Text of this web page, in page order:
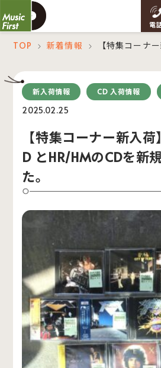
電
TOP ＞ 新着情報 ＞ 【特集コーナ
新入荷情報 CD 入荷情報
2025.02.25
【特集コーナー新入
D とHR/HMのCDを新
た。